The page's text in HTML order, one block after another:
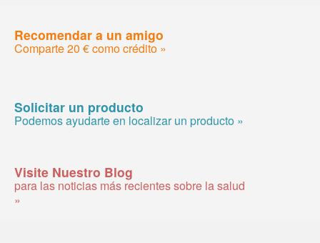
Recomendar a un amigo
Comparte 20 € como crédito »
Solicitar un producto
Podemos ayudarte en localizar un producto »
Visite Nuestro Blog
para las noticias más recientes sobre la salud
»